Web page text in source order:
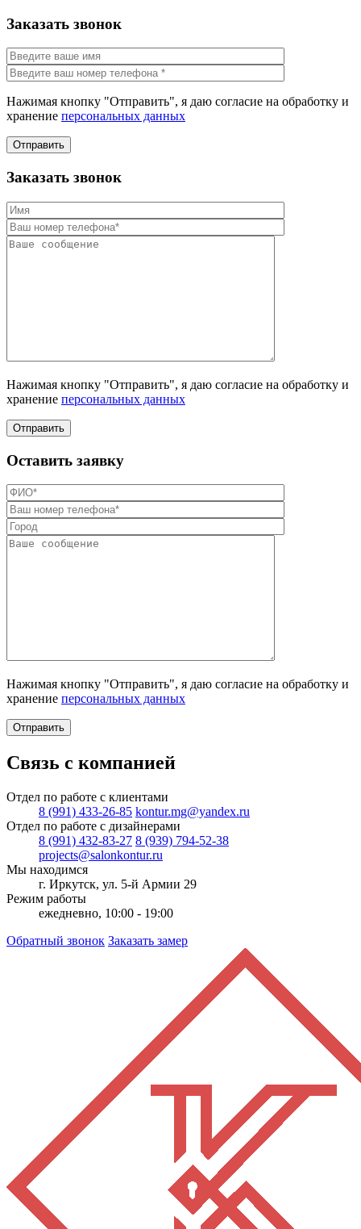
Заказать звонок
Нажимая кнопку "Отправить", я даю согласие на обработку и
хранение персональных данных
Отправить
Заказать звонок
Нажимая кнопку "Отправить", я даю согласие на обработку и
хранение персональных данных
Отправить
Оставить заявку
Нажимая кнопку "Отправить", я даю согласие на обработку и
хранение персональных данных
Отправить
Связь с компанией
Отдел по работе с клиентами
8 (991) 433-26-85 kontur.mg@yandex.ru
Отдел по работе с дизайнерами
8 (991) 432-83-27 8 (939) 794-52-38
projects@salonkontur.ru
Мы находимся
г. Иркутск, ул. 5-й Армии 29
Режим работы
ежедневно, 10:00 - 19:00
Обратный звонок Заказать замер